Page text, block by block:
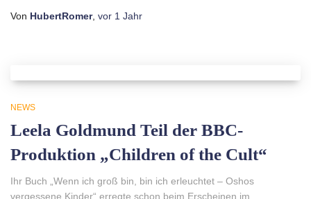
Von HubertRomer, vor 1 Jahr
NEWS
Leela Goldmund Teil der BBC-
Produktion „Children of the Cult“
Ihr Buch „Wenn ich groß bin, bin ich erleuchtet – Oshos
vergessene Kinder“ erregte schon beim Erscheinen im